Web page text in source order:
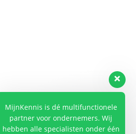
MijnKennis is dé multifunctionele
partner voor ondernemers. Wij
hebben alle specialisten onder één